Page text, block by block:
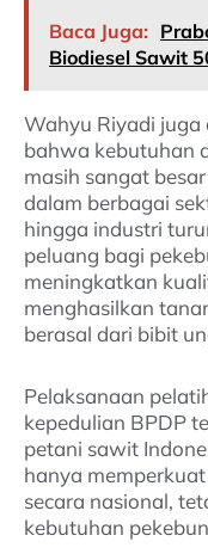
Baca Juga:
Biodiesel Sawit
Wahyu Riyadi juga
bahwa kebutuhan
masih sangat
dalam berbagai
hingga industri
peluang bagi
meningkatkan
menghasilkan
berasal dari bibit
Pelaksanaan
kepedulian BPDP
petani sawit
hanya
secara nasional,
kebutuhan